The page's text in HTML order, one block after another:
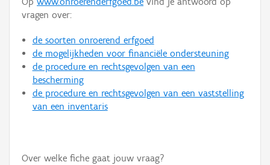
vragen over:
de soorten onroerend erfgoed
de mogelijkheden voor financiële ondersteuning
de procedure en rechtsgevolgen van een
bescherming
de procedure en rechtsgevolgen van een vaststelling
van een inventaris
Over welke fiche gaat jouw vraag?